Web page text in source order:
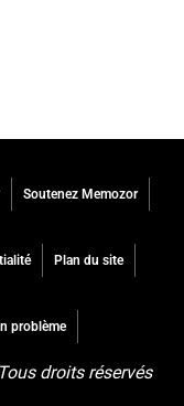
Soutenez Memozor
Plan du site
problème
droits réservés